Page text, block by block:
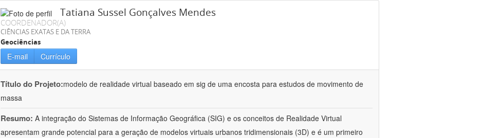
Tatiana Sussel Gonçalves Mendes
COORDENADOR(A)
CIÊNCIAS EXATAS E DA TERRA
Geociências
E-mail Currículo
Título do Projeto:modelo de realidade virtual baseado em sig de uma encosta para estudos de movimento de
massa
Resumo: A integração do Sistemas de Informação Geográfica (SIG) e os conceitos de Realidade Virtual
apresentam grande potencial para a geração de modelos virtuais urbanos tridimensionais (3D) e é um primeiro